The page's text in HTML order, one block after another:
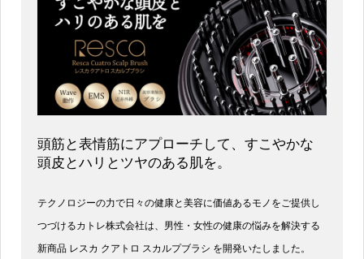
頭筋と表情筋にアプローチして、すこやかな
頭皮とハリとツヤのある肌を。
テクノロジーの力で日々の健康と美容に価値あるモノをご提供し
つづけるカトレ株式会社は、男性・女性の健康の悩みを解決する
新商品 レスカ クアトロ スカルプブラシ を開発いたしました。